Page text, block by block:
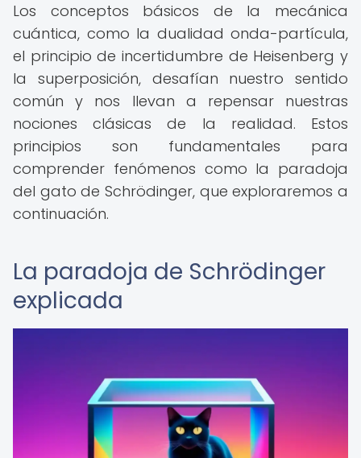
Los conceptos básicos de la mecánica
cuántica, como la dualidad onda-partícula,
el principio de incertidumbre de Heisenberg y
la superposición, desafían nuestro sentido
común y nos llevan a repensar nuestras
nociones clásicas de la realidad. Estos
principios son fundamentales para
comprender fenómenos como la paradoja
del gato de Schrödinger, que exploraremos a
continuación.
La paradoja de Schrödinger
explicada